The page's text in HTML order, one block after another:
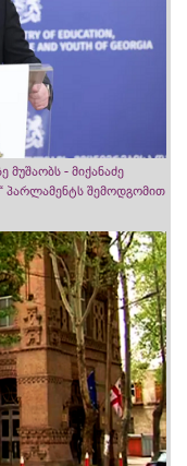
- მიქანაძე
პარლამენტს შემოდგომით